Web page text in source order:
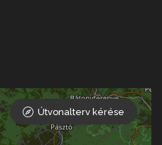
Útvonalterv kérése